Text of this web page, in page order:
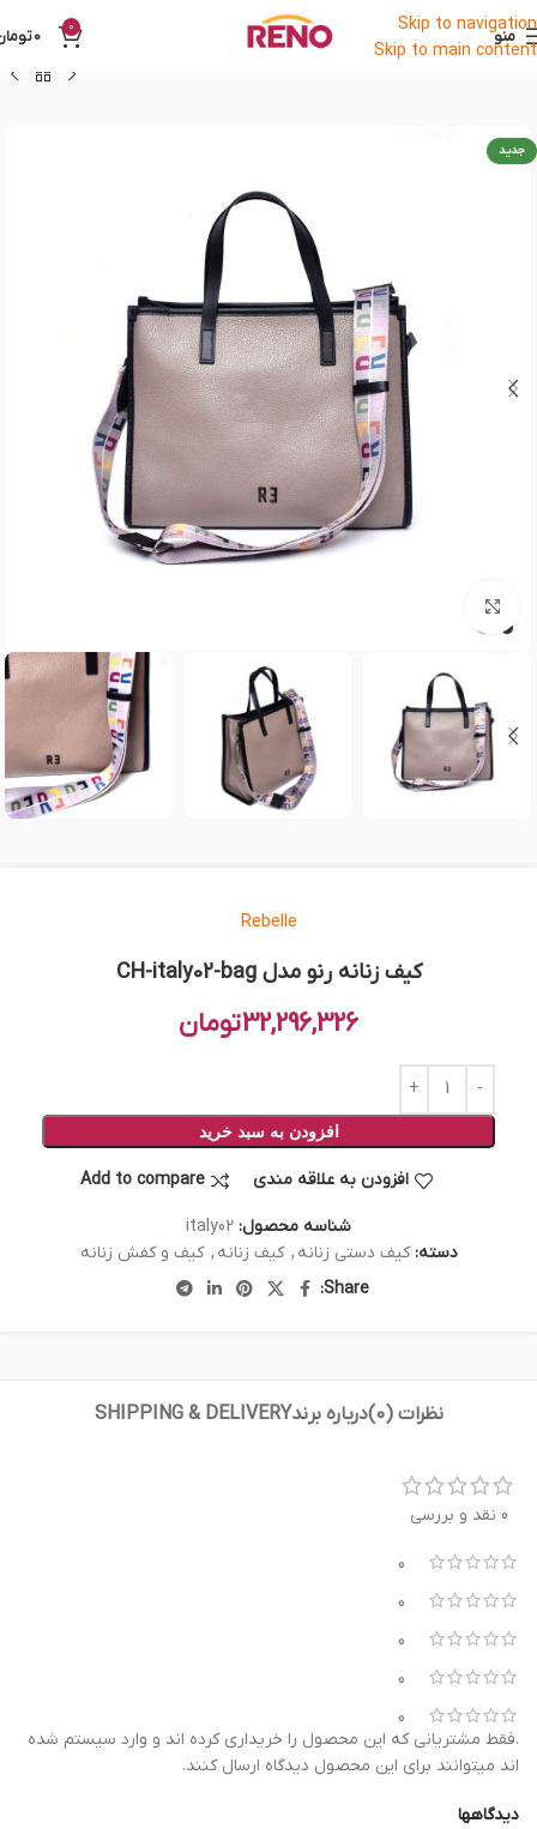
Skip to navigation
Skip to main content
منو 0
0
جدید
Rebelle
کیف زنانه رنو مدل CH-italy02-bag
32,296,326تومان
افزودن به سبد خرید
افزودن به علاقه مندی Add to compare
شناسه محصول: italy02
دسته: کیف دستی زنانه , کیف زنانه , کیف و کفش زنانه
Share:
نظرات (0) درباره برندSHIPPING & DELIVERY
0 نقد و بررسی
0
0
0
0
0
دیدگاهها
.فقط مشتریانی که این محصول را خریداری کرده اند و وارد سیستم شده
اند میتوانند برای این محصول دیدگاه ارسال کنند.